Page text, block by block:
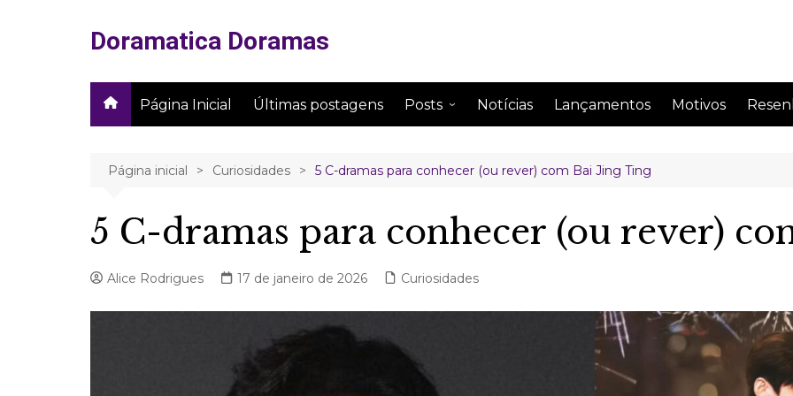
Doramatica Doramas
Página Inicial Últimas postagens Posts
Comentando
Impressão semanal
Notícias Lançamentos Motivos
Página inicial Curiosidades 5 C-dramas para conhecer (ou rever) com Bai Jing Ting
5 C-dramas para conhecer (ou rever)
Alice Rodrigues 17 de janeiro de 2026 Curiosidades